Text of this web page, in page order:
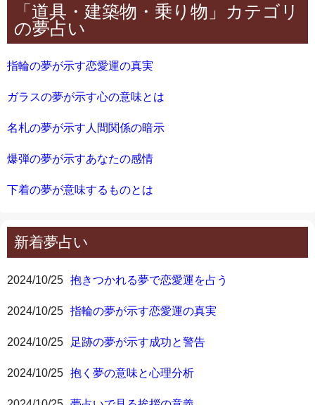
「道具・建築物・乗り物」カテゴリ
の夢占い
指輪の夢が示す恋愛運の真実
ガラスの夢が示す心の意味とは
名札の夢が示す人間関係の暗示
爆弾の夢が示すあなたの感情
下着の夢が意味するものとは
新着夢占い
2024/10/25 抱きつかれる夢で恋愛運を占う
2024/10/25 指輪の夢が示す恋愛運の真実
2024/10/25 足跡の夢が示す成功と警告
2024/10/25 抱く夢の意味と心理分析